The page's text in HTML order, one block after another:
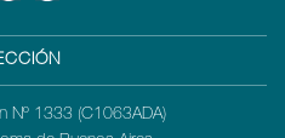
Nº 1333 (C1063ADA)